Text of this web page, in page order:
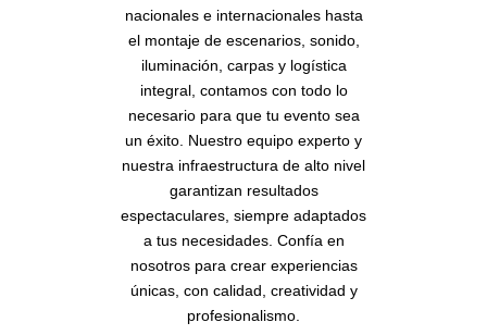
nacionales e internacionales hasta
el montaje de escenarios, sonido,
iluminación, carpas y logística
integral, contamos con todo lo
necesario para que tu evento sea
un éxito. Nuestro equipo experto y
nuestra infraestructura de alto nivel
garantizan resultados
espectaculares, siempre adaptados
a tus necesidades. Confía en
nosotros para crear experiencias
únicas, con calidad, creatividad y
profesionalismo.